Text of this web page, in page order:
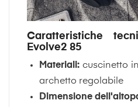
Caratteristiche
Evolve2 85
Materiali:cuscinetto
archetto regolabile
Dimensione